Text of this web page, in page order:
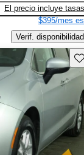
El precio incluye tasas
$395/mes
Verif. disponibilidad